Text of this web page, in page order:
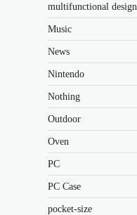
multifunctional design
Music
News
Nintendo
Nothing
Outdoor
Oven
PC
PC Case
pocket-size